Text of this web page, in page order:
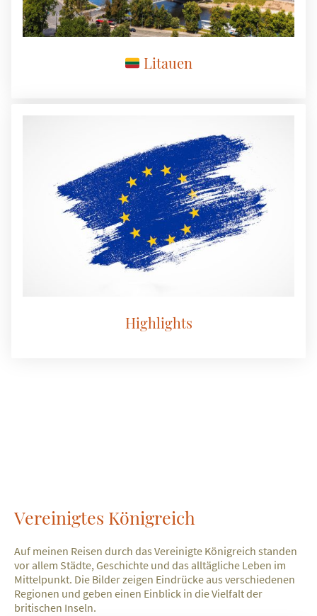
Litauen
Highlights
Vereinigtes Königreich
Auf meinen Reisen durch das Vereinigte Königreich standen
vor allem Städte, Geschichte und das alltägliche Leben im
Mittelpunkt. Die Bilder zeigen Eindrücke aus verschiedenen
Regionen und geben einen Einblick in die Vielfalt der
britischen Inseln.